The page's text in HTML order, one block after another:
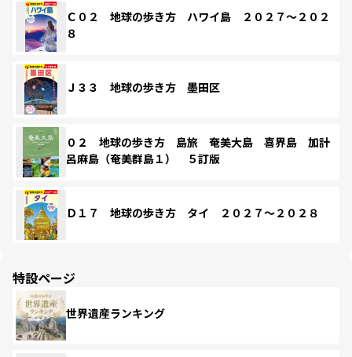
Ｃ０２ 地球の歩き方 ハワイ島 ２０２７～２０２
８
Ｊ３３ 地球の歩き方 墨田区
０２ 地球の歩き方 島旅 奄美大島 喜界島 加計
呂麻島（奄美群島１） ５訂版
Ｄ１７ 地球の歩き方 タイ ２０２７～２０２８
特設ページ
世界遺産ランキング